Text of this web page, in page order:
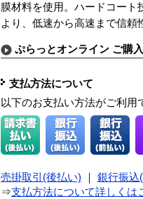
膜材料を使用。ハードコー
より、低速から高速まで信頼
ぷらっとオンライン ご購
支払方法について
以下のお支払い方法がご利用
売掛取引(後払い) 銀行振込
⇒支払方法について詳しくは